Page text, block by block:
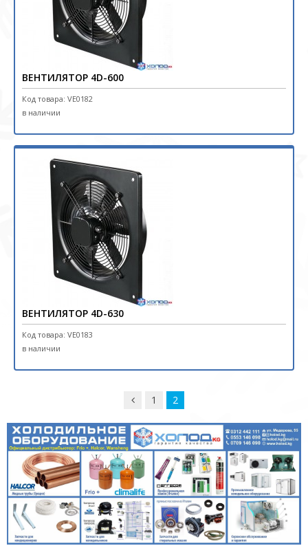
ВЕНТИЛЯТОР 4D-600
Код товара: VE0182
в наличии
ВЕНТИЛЯТОР 4D-630
Код товара: VE0183
в наличии
1 2